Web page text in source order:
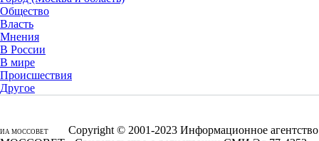
Общество
Власть
Мнения
В России
В мире
Происшествия
Другое
ИА МОССОВЕТ
Copyright © 2001-2023 Информационное агентство